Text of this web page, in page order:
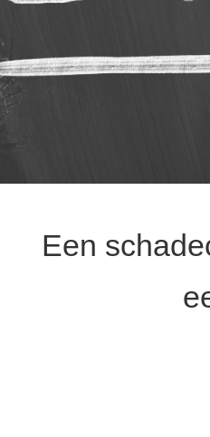
Een